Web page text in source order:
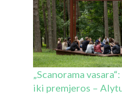
„Scanorama
iki premjeros –